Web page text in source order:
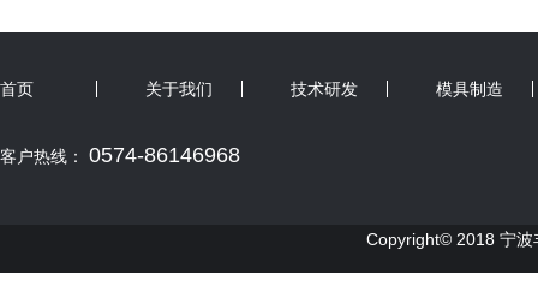
首页 关于我们 技术研发 模具制造
客户热线： 0574-86146968
Copyright© 2018 宁波